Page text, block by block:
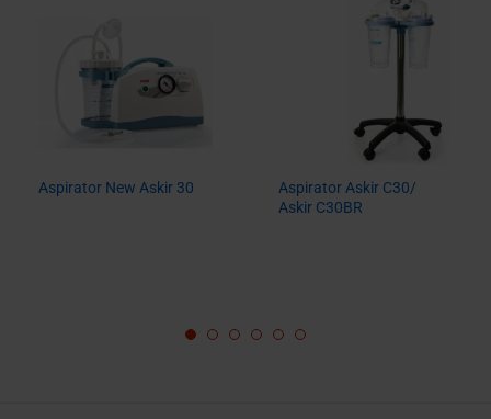
Aspirator New Askir 30
Aspirator Askir C30/
Askir C30BR